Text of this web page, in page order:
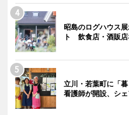
昭島のログハウス
ト 飲食店・酒販
立川・若葉町に「
看護師が開設、シ